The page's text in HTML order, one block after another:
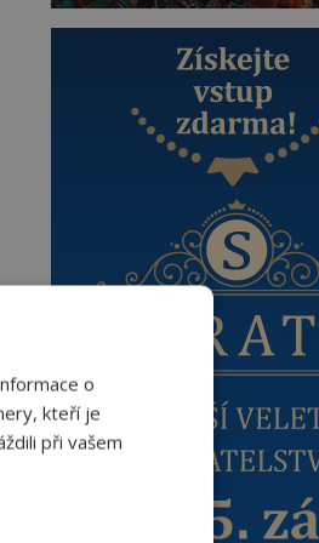
o
kteří je
při vašem